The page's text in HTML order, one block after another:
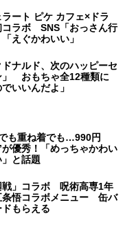
ラート ピケ カフェ×ドラ
コラボ SNS「おっさん行
えぐかわいい」
ドナルド、次のハッピーセ
」 おもちゃ全12種類に
いいんだよ」
も重ね着でも…990円
優秀！「めっちゃかわい
と話題
戦」コラボ 呪術高専1年
条悟コラボメニュー 缶バ
もらえる